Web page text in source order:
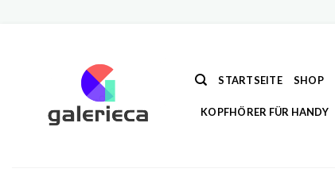
STARTSEITE SHOP
KOPFHÖRER FÜR HANDY